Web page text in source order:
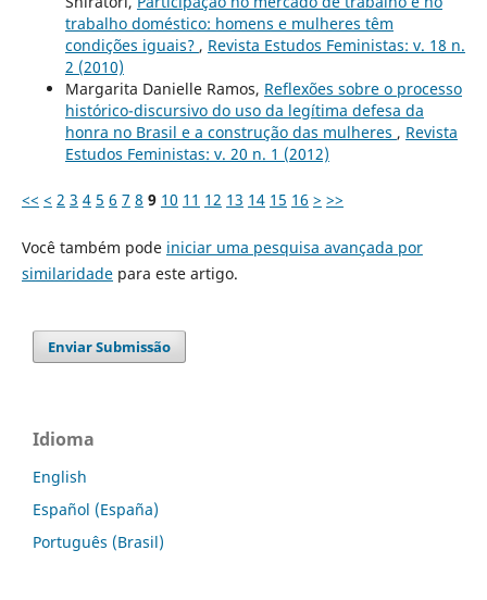
trabalho doméstico: homens e mulheres têm
condições iguais? , Revista Estudos Feministas: v. 18 n.
2 (2010)
Margarita Danielle Ramos, Reflexões sobre o processo
histórico-discursivo do uso da legítima defesa da
honra no Brasil e a construção das mulheres , Revista
Estudos Feministas: v. 20 n. 1 (2012)
<< < 2 3 4 5 6 7 8 9 10 11 12 13 14 15 16 > >>
Você também pode iniciar uma pesquisa avançada por
similaridadepara este artigo.
Enviar Submissão
Idioma
English
Español (España)
Português (Brasil)